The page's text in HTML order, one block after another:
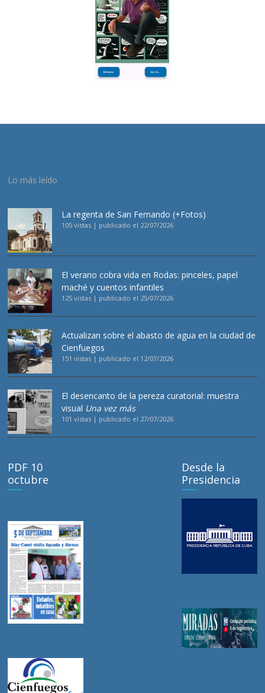
Lo más leído
La regenta de San Fernando (+Fotos)
105 vistas | publicado el 22/07/2026
El verano cobra vida en Rodas: pinceles, papel
maché y cuentos infantiles
125 vistas | publicado el 25/07/2026
Actualizan sobre el abasto de agua en la ciudad de
Cienfuegos
151 vistas | publicado el 12/07/2026
El desencanto de la pereza curatorial: muestra
visual Una vez más
101 vistas | publicado el 27/07/2026
PDF 10
octubre
Desde la
Presidencia